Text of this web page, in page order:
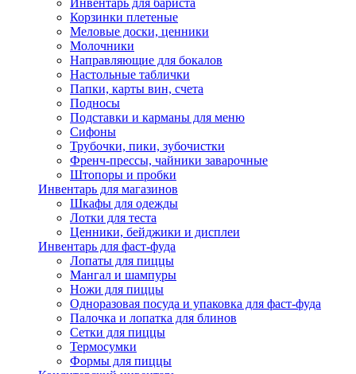
Инвентарь для бариста
Корзинки плетеные
Меловые доски, ценники
Молочники
Направляющие для бокалов
Настольные таблички
Папки, карты вин, счета
Подносы
Подставки и карманы для меню
Сифоны
Трубочки, пики, зубочистки
Френч-прессы, чайники заварочные
Штопоры и пробки
Инвентарь для магазинов
Шкафы для одежды
Лотки для теста
Ценники, бейджики и дисплеи
Инвентарь для фаст-фуда
Лопаты для пиццы
Мангал и шампуры
Ножи для пиццы
Одноразовая посуда и упаковка для фаст-фуда
Палочка и лопатка для блинов
Сетки для пиццы
Термосумки
Формы для пиццы